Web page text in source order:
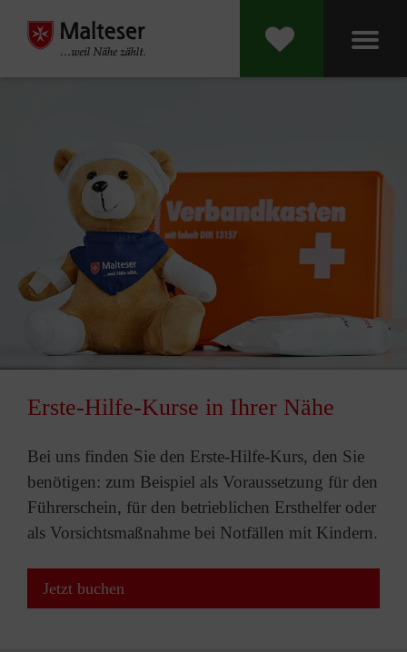
Erste-Hilfe-Kurse in Ihrer Nähe
Bei uns finden Sie den Erste-Hilfe-Kurs, den Sie
benötigen: zum Beispiel als Voraussetzung für den
Führerschein, für den betrieblichen Ersthelfer oder
als Vorsichtsmaßnahme bei Notfällen mit Kindern.
Jetzt buchen